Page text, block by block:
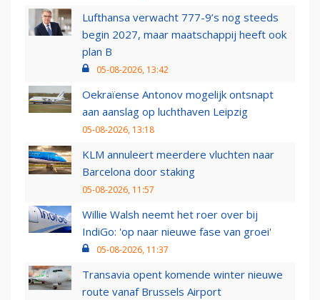
Lufthansa verwacht 777-9’s nog steeds
begin 2027, maar maatschappij heeft ook
plan B
05-08-2026, 13:42
Oekraïense Antonov mogelijk ontsnapt
aan aanslag op luchthaven Leipzig
05-08-2026, 13:18
KLM annuleert meerdere vluchten naar
Barcelona door staking
05-08-2026, 11:57
Willie Walsh neemt het roer over bij
IndiGo: 'op naar nieuwe fase van groei'
05-08-2026, 11:37
Transavia opent komende winter nieuwe
route vanaf Brussels Airport